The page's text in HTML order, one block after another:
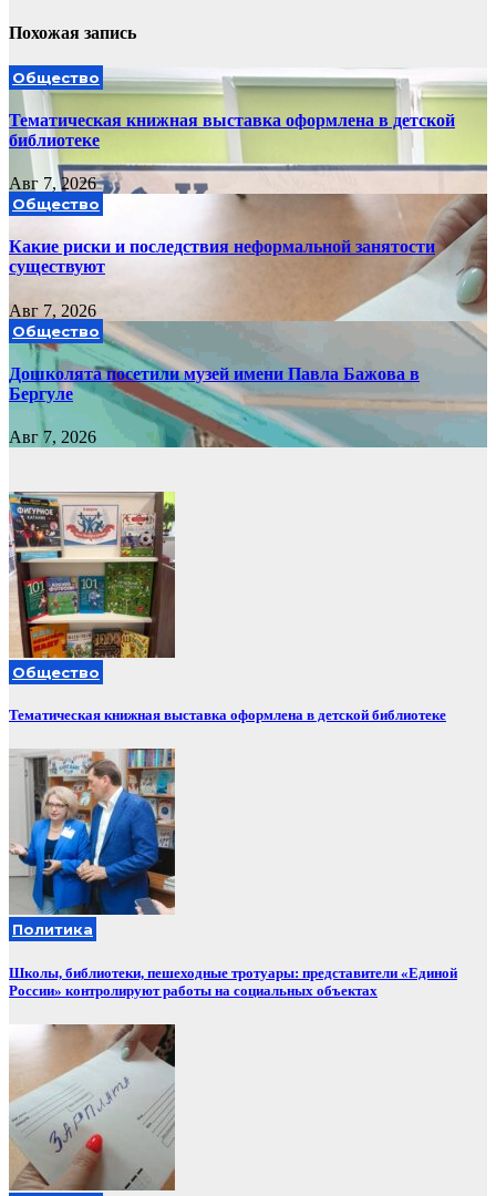
Похожая запись
Общество
Тематическая книжная выставка оформлена в детской
библиотеке
Авг 7, 2026
Общество
Какие риски и последствия неформальной занятости
существуют
Авг 7, 2026
Общество
Дошколята посетили музей имени Павла Бажова в
Бергуле
Авг 7, 2026
Общество
Тематическая книжная выставка оформлена в детской библиотеке
Политика
Школы, библиотеки, пешеходные тротуары: представители «Единой
России» контролируют работы на социальных объектах